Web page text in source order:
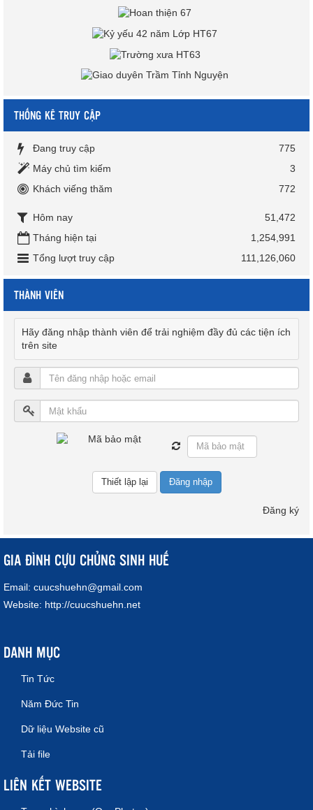
THỐNG KÊ TRUY CẬP
Đang truy cập
775
Máy chủ tìm kiếm
3
Khách viếng thăm
772
Hôm nay
51,472
Tháng hiện tại
1,254,991
Tổng lượt truy cập
111,126,060
THÀNH VIÊN
Hãy đăng nhập thành viên để trải nghiệm đầy đủ các tiện ích
trên site
Đăng nhập
Đăng ký
GIA ĐÌNH CỰU CHỦNG SINH HUẾ
Email: cuucshuehn@gmail.com
Website: http://cuucshuehn.net
DANH MỤC
Tin Tức
Năm Đức Tin
Dữ liệu Website cũ
Tải file
LIÊN KẾT WEBSITE